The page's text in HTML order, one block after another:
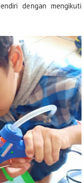
dengan mengikuti